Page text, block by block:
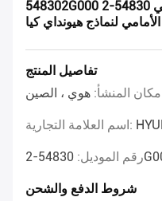
548302G000 الجديد الأصلي 54830-2G000 المثابرة الربط
الأمامي لنماذج هيونداي كيا
تفاصيل المنتج
مكان المنشأ: هوي ، الصين
اسم العلامة التجارية:
رقم الموديل:
شروط الدفع والشحن